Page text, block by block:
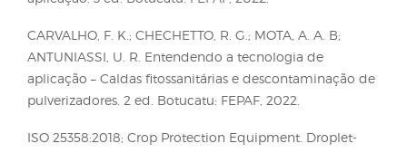
do potencial de deriva. Ainda assim, é importante
enfatizar que, embora a composição da calda
modificar o espectro de gotas, o dispositivo
determinação das classes de gotas produzidas